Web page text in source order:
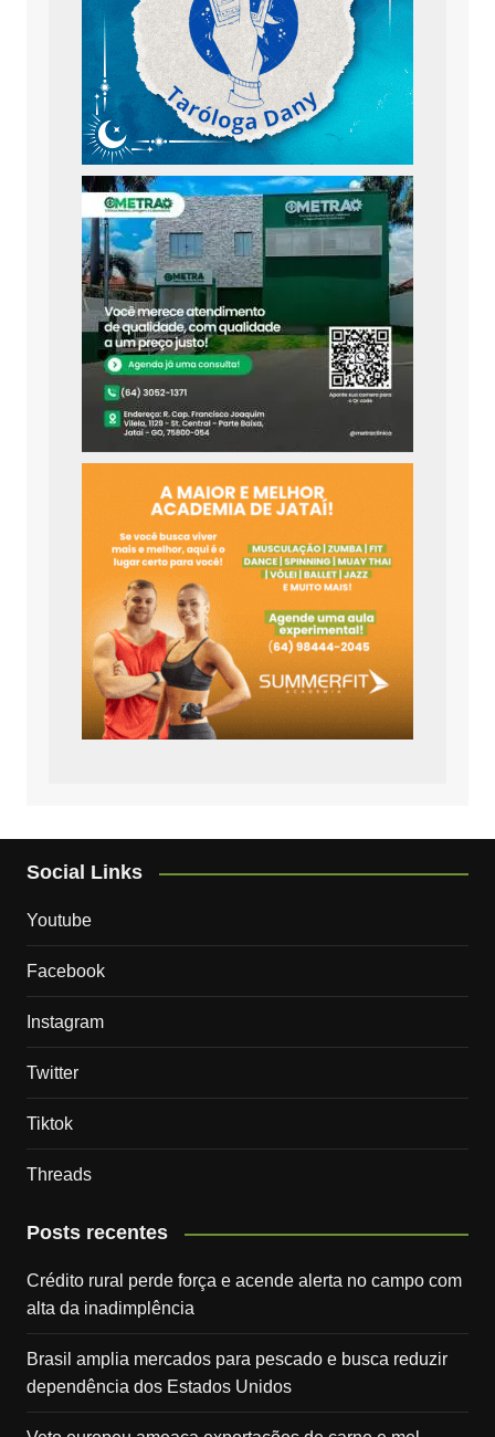
Social Links
Youtube
Facebook
Instagram
Twitter
Tiktok
Threads
Posts recentes
Crédito rural perde força e acende alerta no campo com
alta da inadimplência
Brasil amplia mercados para pescado e busca reduzir
dependência dos Estados Unidos